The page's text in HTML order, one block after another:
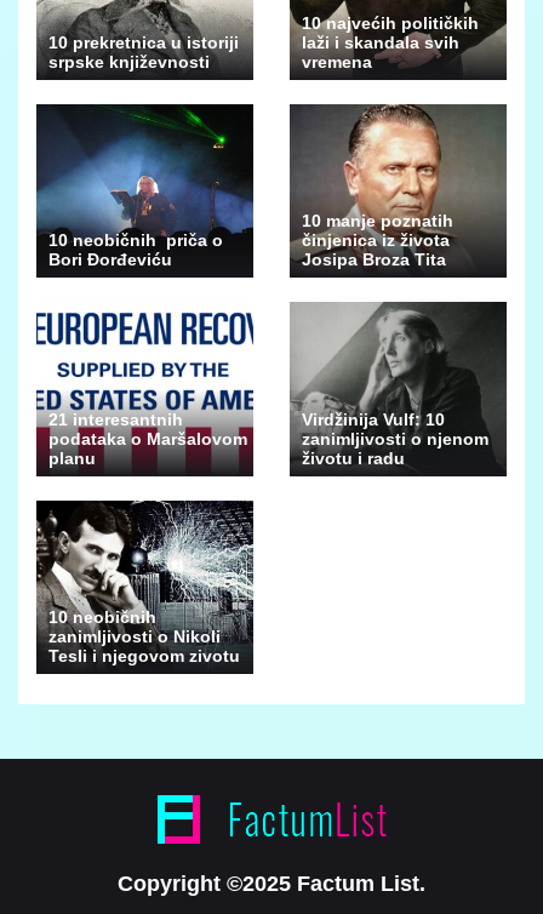
10 prekretnica u istoriji
srpske književnosti
10 najvećih političkih
laži i skandala svih
vremena
10 neobičnih priča o
Bori Đorđeviću
10 manje poznatih
činjenica iz života
Josipa Broza Tita
21 interesantnih
podataka o Maršalovom
planu
Virdžinija Vulf: 10
zanimljivosti o njenom
životu i radu
10 neobičnih
zanimljivosti o Nikoli
Tesli i njegovom zivotu
Copyright ©2025 Factum List.